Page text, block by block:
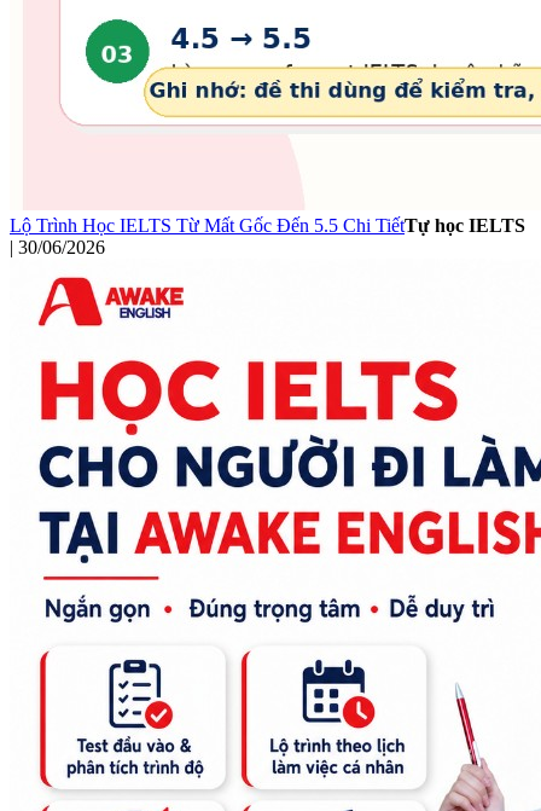
Lộ Trình Học IELTS Từ Mất Gốc Đến 5.5 Chi TiếtTự học IELTS
| 30/06/2026